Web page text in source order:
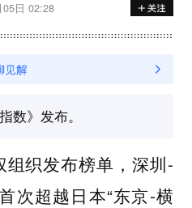
05日 02:28
数》发布。
织发布榜单，深圳-
次超越日本“东京-横